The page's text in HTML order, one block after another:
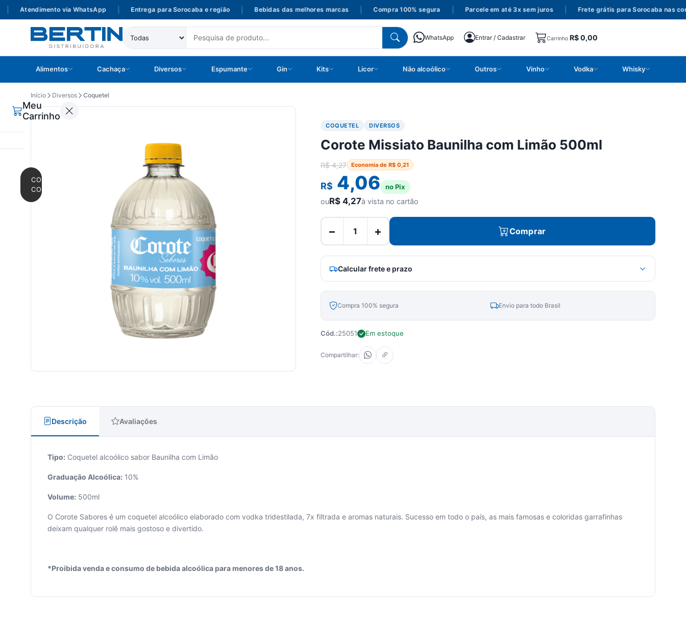
Atendimento via WhatsApp Entrega para Sorocaba e região Bebidas das melhores marcas Compra 100% segura Parcele em até 3x sem juros Frete grátis para Sorocaba nas
WhatsApp Entrar / Cadastrar Carrinho R$0,00
Alimentos Cachaça Diversos Espumante Gin Kits Licor Não alcoólico Outros Vinho Vodka Whisky
Meu
Carrinho
CONTINUAR
COMPRANDO
Início Diversos Coquetel
COQUETEL DIVERSOS
Corote Missiato Baunilha com Limão 500ml
R$4,27 Economia de R$ 0,21
R$ 4,06 no Pix
ouR$ 4,27à vista no cartão
− + Comprar
Calcular frete e prazo
Compra 100% segura Envio para todo Brasil
Cód.:25051 Em estoque
Compartilhar:
Descrição Avaliações
Tipo: Coquetel alcoólico sabor Baunilha com Limão
Graduação Alcoólica: 10%
Volume: 500ml
O Corote Sabores é um coquetel alcoólico elaborado com vodka tridestilada, 7x filtrada e aromas naturais. Sucesso em todo o país, as mais famosas e coloridas garrafinhas
deixam qualquer rolê mais gostoso e divertido.
*Proibida venda e consumo de bebida alcoólica para menores de 18 anos.